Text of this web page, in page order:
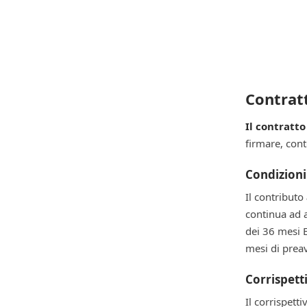
Il contratto
firmare,
Il contributo
continua ad
dei 36 mesi
mesi di
Il